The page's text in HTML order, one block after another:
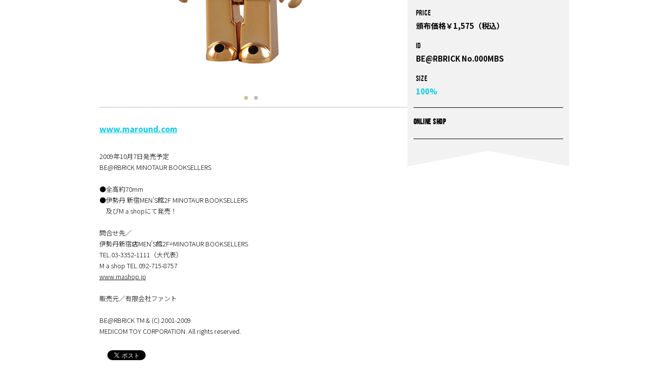
PRICE
頒布価格￥1,575（税込）
ID
BE@RBRICK No.000MBS
Size
100%
ONLINE SHOP
www.maround.com
2009年10月7日発売予定
BE@RBRICK MINOTAUR BOOKSELLERS
●全高約70mm
●伊勢丹 新宿MEN'S館2F MINOTAUR BOOKSELLERS
及びM a shopにて発売！
問合せ先／
伊勢丹新宿店MEN'S館2F=MINOTAUR BOOKSELLERS
TEL.03-3352-1111（大代表）
M a shop TEL.092-715-8757
www.mashop.jp
販売元／有限会社ファント
BE@RBRICK TM & (C) 2001-2009
MEDICOM TOY CORPORATION. All rights reserved.